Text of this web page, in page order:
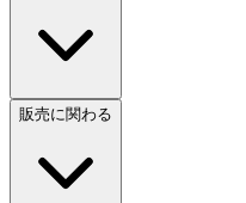
販売に関わる